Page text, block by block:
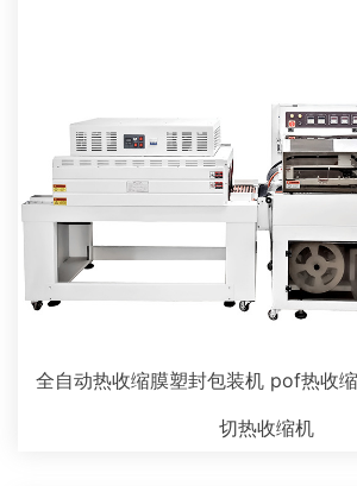
全自动热收缩膜塑封包装机 pof热收
切热收缩机